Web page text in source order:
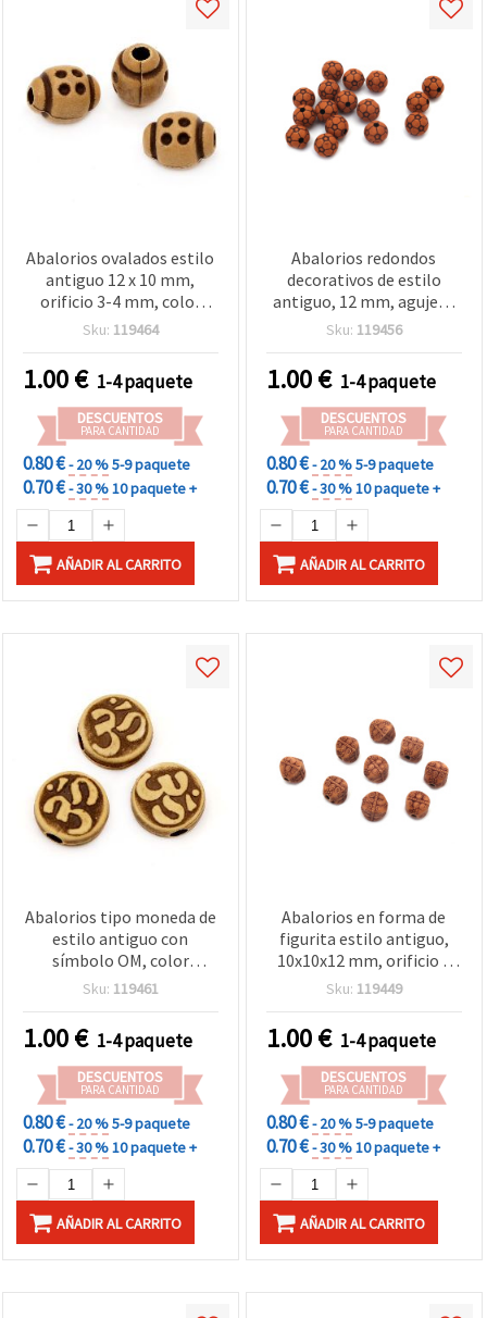
Abalorios ovalados estilo
antiguo 12 x 10 mm,
orificio 3-4 mm, color
marrón, 50 g (aprox. 75
manualidades
Sku: 119464
1.00€ 1-4 paquete
DESCUENTOS
PARA CANTIDAD
0.80 €- 20 %5-9 paquete
0.70 €- 30 %10 paquete +
AÑADIR AL CARRITO
Abalorios redondos
decorativos de estilo
antiguo, 12 mm, agujero
de 2 mm, marrón – 50 g
Sku: 119456
1.00€ 1-4 paquete
DESCUENTOS
PARA CANTIDAD
0.80 €- 20 %5-9 paquete
0.70 €- 30 %10 paquete +
AÑADIR AL CARRITO
Abalorios tipo moneda de
estilo antiguo con
símbolo OM, color
marrón, 11x5 mm,
(~120 uds) para bisutería y
manualidades
Sku: 119461
1.00€ 1-4 paquete
DESCUENTOS
PARA CANTIDAD
0.80 €- 20 %5-9 paquete
0.70 €- 30 %10 paquete +
AÑADIR AL CARRITO
Abalorios en forma de
figurita estilo antiguo,
10x10x12 mm, orificio 2
mm, marrón, 50 g (aprox.
Sku: 119449
1.00€ 1-4 paquete
DESCUENTOS
PARA CANTIDAD
0.80 €- 20 %5-9 paquete
0.70 €- 30 %10 paquete +
AÑADIR AL CARRITO